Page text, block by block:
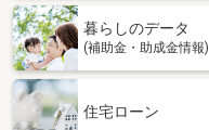
暮らしのデータ
(補助金・助成金情報)
住宅ローン